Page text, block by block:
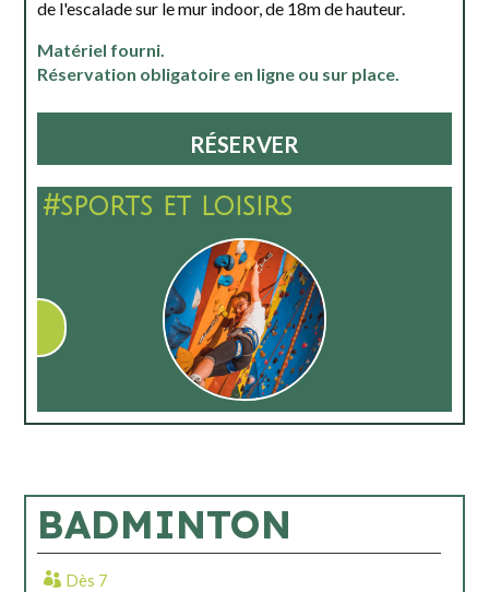
#sports et loisirs
de l'escalade sur le mur indoor, de 18m de hauteur.
Matériel fourni.
Réservation obligatoire en ligne ou sur place.
RÉSERVER
BADMINTON
Dès 7